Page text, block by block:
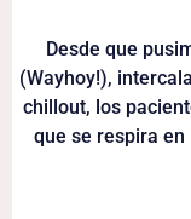
Desde que
(Wayhoy!),
chillout, los
que se respira